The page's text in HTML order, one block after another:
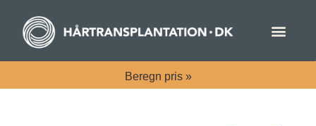
Beregn pris »